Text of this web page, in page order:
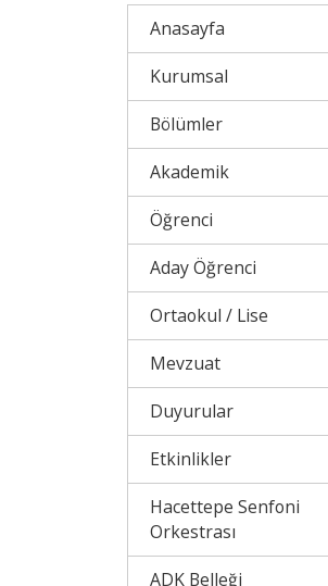
Anasayfa
Kurumsal
Bölümler
Akademik
Öğrenci
Aday Öğrenci
Ortaokul / Lise
Mevzuat
Duyurular
Etkinlikler
Hacettepe Senfoni
Orkestrası
ADK Belleği